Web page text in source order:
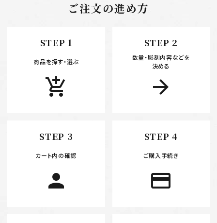
カテゴリー
ご注文の進め方
STEP 1
商品を探す・選ぶ
add_shopping_cart
STEP 2
数量・彫刻内容などを
決める
arrow_forward
STEP 3
カート内の確認
person
STEP 4
ご購入手続き
payment